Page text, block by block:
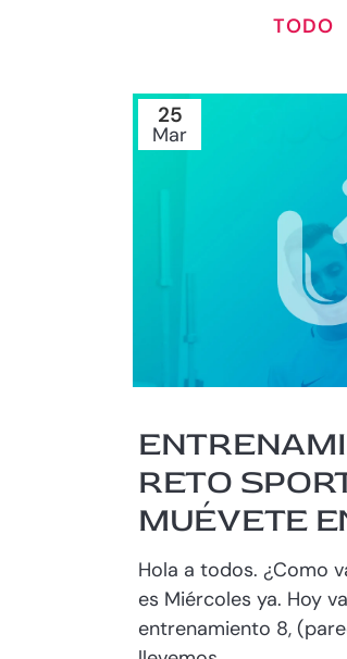
TODO
25
Mar
RETO
MUÉVETE
Hola a todos. ¿Como
es Miércoles ya. Hoy
entrenamiento 8,